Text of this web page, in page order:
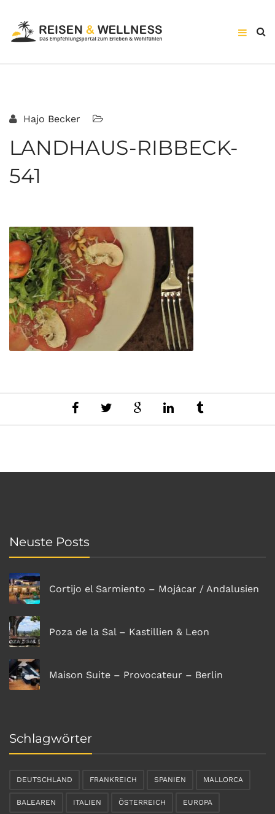
Hajo Becker
LANDHAUS-RIBBECK-
541
Neuste Posts
Cortijo el Sarmiento – Mojácar / Andalusien
Poza de la Sal – Kastillien & Leon
Maison Suite – Provocateur – Berlin
Schlagwörter
DEUTSCHLAND FRANKREICH SPANIEN MALLORCA
BALEAREN ITALIEN ÖSTERREICH EUROPA